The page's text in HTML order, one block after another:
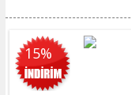
15%